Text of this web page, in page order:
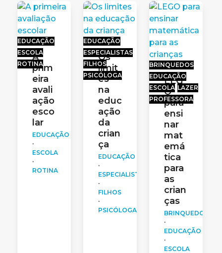
EDUCAÇÃO
ESCOLA
ROTINA
A
prim
eira
avali
ação
esco
lar
EDUCAÇÃO
·
ESCOLA
·
ROTINA
EDUCAÇÃO
ESPECIALISTAS
FILHOS
PSICÓLOGA
Os
limit
es
na
educ
ação
da
crian
ça
EDUCAÇÃO
·
ESPECIALISTAS
·
FILHOS
·
PSICÓLOGA
BRINQUEDOS
EDUCAÇÃO
ESCOLA LAZER
PROFESSORA
LEG
O
para
ensi
nar
mat
emá
tica
para
as
crian
ças
BRINQUEDOS
·
EDUCAÇÃO
·
ESCOLA